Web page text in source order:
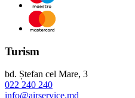
Turism
bd. Ștefan cel Mare, 3
022 240 240
info@airservice.md